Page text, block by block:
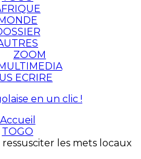
ZOOM
ECRIRE
Accueil
TOGO
ressusciter les mets locaux